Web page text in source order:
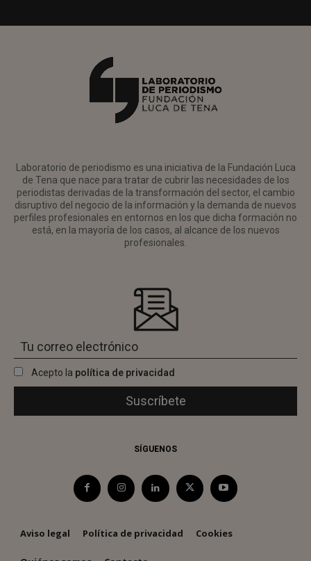
Laboratorio de periodismo es una iniciativa de la Fundación Luca
de Tena que nace para tratar de cubrir las necesidades de los
periodistas derivadas de la transformación del sector, el cambio
disruptivo del negocio de la información y la demanda de nuevos
perfiles profesionales en entornos en los que dicha formación no
está, en la mayoría de los casos, al alcance de los nuevos
profesionales.
Acepto la política de privacidad
SÍGUENOS
Aviso legal Política de privacidad Cookies